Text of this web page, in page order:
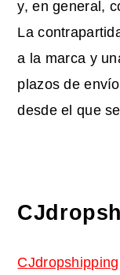
y, en general,
La
a la marca y
plazos de
desde el que
CJdropshipping